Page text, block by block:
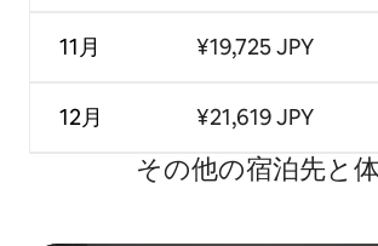
11月
12月
¥19,725 JPY
¥21,619 JPY
その他の宿⁠泊⁠先と